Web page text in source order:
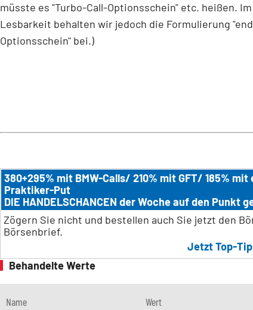
müsste es "Turbo-Call-Optionsschein" etc. heißen.
Lesbarkeit behalten wir jedoch die Formulierung
Optionsschein" bei.)
380+295% mit BMW-Calls/ 210% mit GFT/ 185% mit
Praktiker-Put
DIE HANDELSCHANCEN der Woche auf den Punkt
Zögern Sie nicht und bestellen auch Sie jetzt den
Börsenbrief.
Jetzt Top-
Behandelte Werte
Name Wert